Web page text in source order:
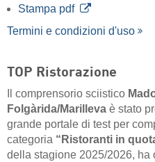
Stampa pdf
Termini e condizioni d'uso
TOP Ristorazione
Il comprensorio sciistico
Folgàrida/​Marilleva è stato
grande portale di test per
categoria “Ristoranti in
della stagione 2025/2026, ha